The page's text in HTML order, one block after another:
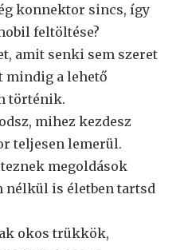
konnektor sincs, így
feltöltése?
amit senki sem szeret
mindig a lehető
történik.
mihez kezdesz
teljesen lemerül.
megoldások
nélkül is életben tartsd
okos trükkök,